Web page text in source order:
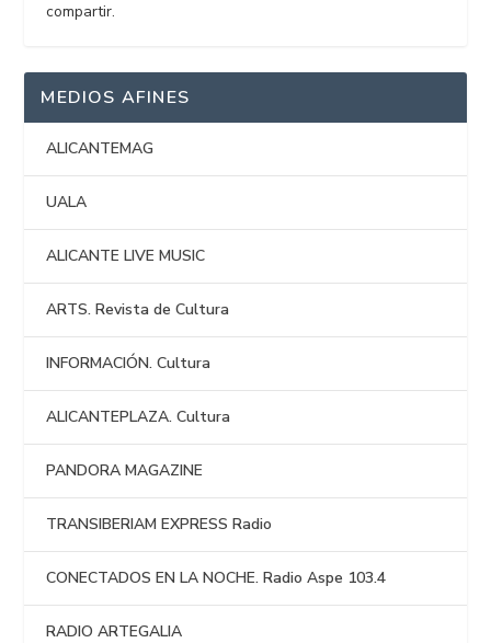
compartir.
MEDIOS AFINES
ALICANTEMAG
UALA
ALICANTE LIVE MUSIC
ARTS. Revista de Cultura
INFORMACIÓN. Cultura
ALICANTEPLAZA. Cultura
PANDORA MAGAZINE
TRANSIBERIAM EXPRESS Radio
CONECTADOS EN LA NOCHE. Radio Aspe 103.4
RADIO ARTEGALIA